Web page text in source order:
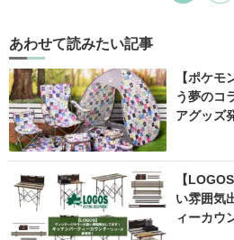
あわせて読みたい記事
【ポケ
う夢のコ
アグッズ
【
い雰囲気
ィーカウ